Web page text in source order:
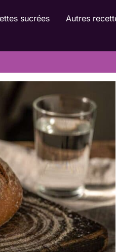
sucrées Autres